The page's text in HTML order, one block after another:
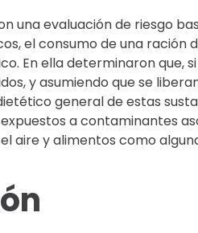
una evaluación de riesgo
el consumo de una ración
En ella determinaron que,
y asumiendo que se
general de estas
a contaminantes
aire y alimentos como